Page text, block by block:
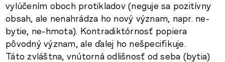
vylúčením oboch protikladov (neguje sa pozitívny
obsah, ale nenahrádza ho nový význam, napr. ne-
bytie, ne-hmota). Kontradiktórnosť popiera
pôvodný význam, ale ďalej ho nešpecifikuje.
Táto zvláštna, vnútorná odlišnosť od seba (bytia)